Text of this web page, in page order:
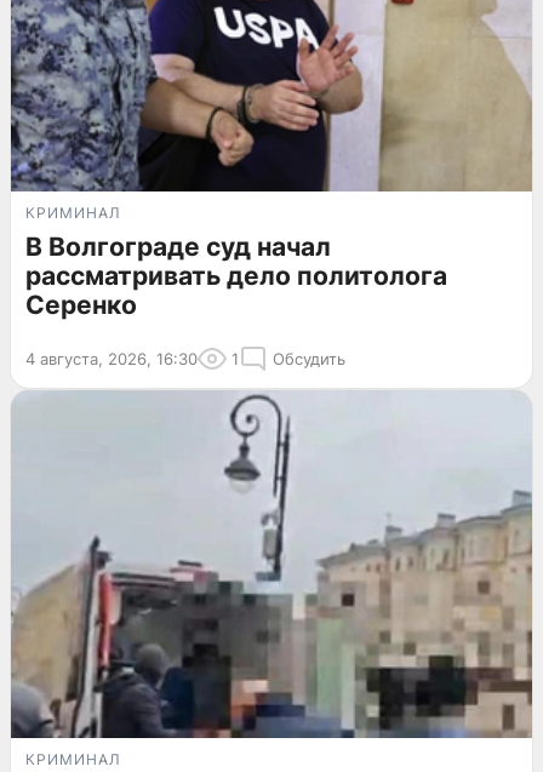
КРИМИНАЛ
В Волгограде суд начал
рассматривать дело политолога
Серенко
4 августа, 2026, 16:30 1 Обсудить
КРИМИНАЛ